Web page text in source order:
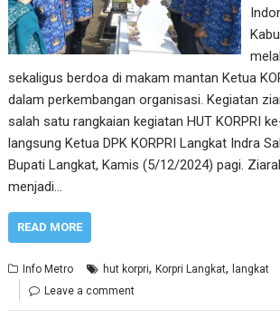
sekaligus berdoa di makam mantan Ketua
dalam perkembangan organisasi. Kegiatan
salah satu rangkaian kegiatan HUT KORPRI
langsung Ketua DPK KORPRI Langkat Indra
Bupati Langkat, Kamis (5/12/2024) pagi.
menjadi…
READ MORE
Info Metro hut korpri,Korpri Langkat, langkat
Leave a comment